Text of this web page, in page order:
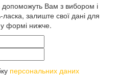
допоможуть Вам з вибором і
залиште свої дані для
у формі нижче.
персональних даних